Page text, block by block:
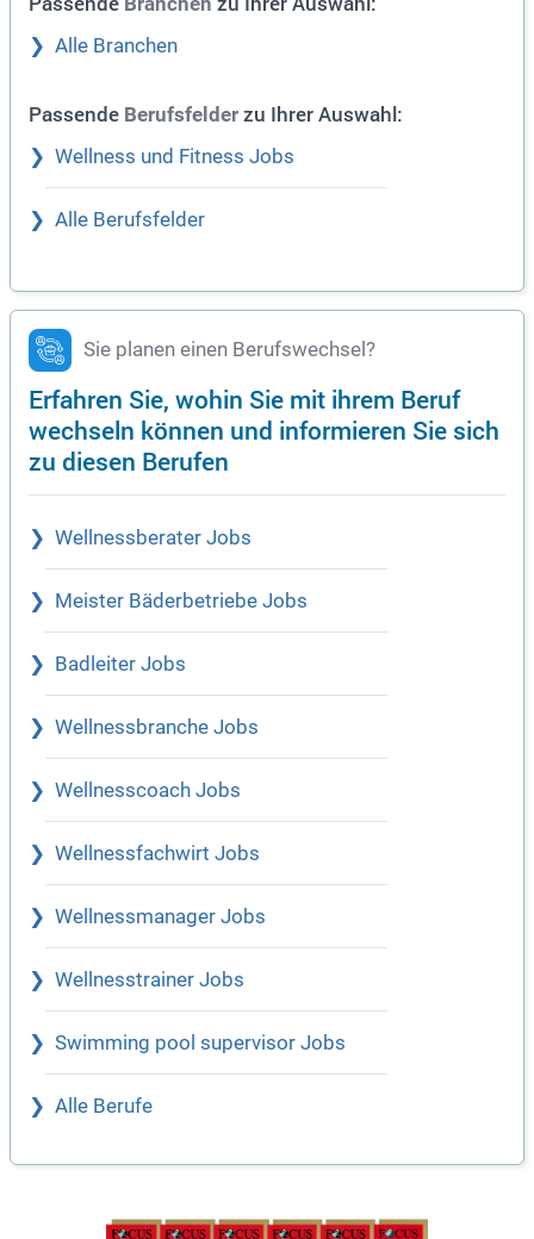
Alle Branchen
Passende Berufsfelder zu Ihrer Auswahl:
Wellness und Fitness Jobs
Alle Berufsfelder
Sie planen einen Berufswechsel?
Erfahren Sie, wohin Sie mit ihrem Beruf
wechseln können und informieren Sie sich
zu diesen Berufen
Wellnessberater Jobs
Meister Bäderbetriebe Jobs
Badleiter Jobs
Wellnessbranche Jobs
Wellnesscoach Jobs
Wellnessfachwirt Jobs
Wellnessmanager Jobs
Wellnesstrainer Jobs
Swimming pool supervisor Jobs
Alle Berufe